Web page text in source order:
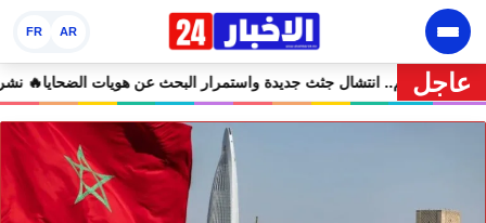
AR
FR
عاجلفي شتنبر 🔥 كارثة سبتة تتفاقم.. انتشال جثث جديدة واستمرار البحث